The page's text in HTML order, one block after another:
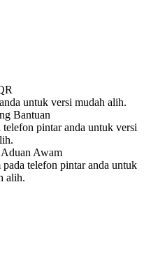
untuk versi mudah alih.
pintar anda untuk versi
telefon pintar anda untuk
alih.